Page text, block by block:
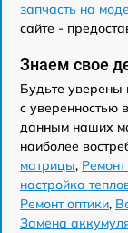
запчасть на
сайте -
Знаем свое
Будьте уверены
с уверенностью
данным наших
наиболее
матрицы,
настройка
Ремонт оптики,
Замена